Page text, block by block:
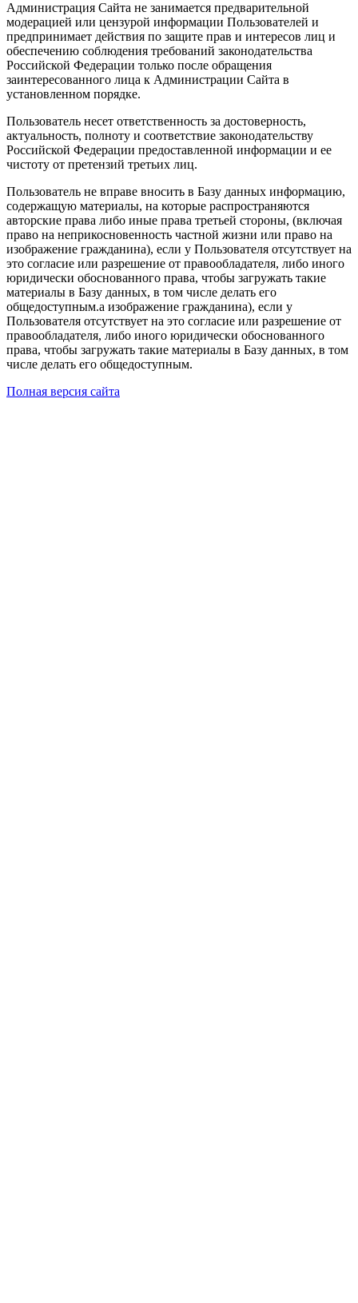
Администрация Сайта не занимается предварительной
модерацией или цензурой информации Пользователей и
предпринимает действия по защите прав и интересов лиц и
обеспечению соблюдения требований законодательства
Российской Федерации только после обращения
заинтересованного лица к Администрации Сайта в
установленном порядке.
Пользователь несет ответственность за достоверность,
актуальность, полноту и соответствие законодательству
Российской Федерации предоставленной информации и ее
чистоту от претензий третьих лиц.
Пользователь не вправе вносить в Базу данных информацию,
содержащую материалы, на которые распространяются
авторские права либо иные права третьей стороны, (включая
право на неприкосновенность частной жизни или право на
изображение гражданина), если у Пользователя отсутствует на
это согласие или разрешение от правообладателя, либо иного
юридически обоснованного права, чтобы загружать такие
материалы в Базу данных, в том числе делать его
общедоступным.а изображение гражданина), если у
Пользователя отсутствует на это согласие или разрешение от
правообладателя, либо иного юридически обоснованного
права, чтобы загружать такие материалы в Базу данных, в том
числе делать его общедоступным.
Полная версия сайта